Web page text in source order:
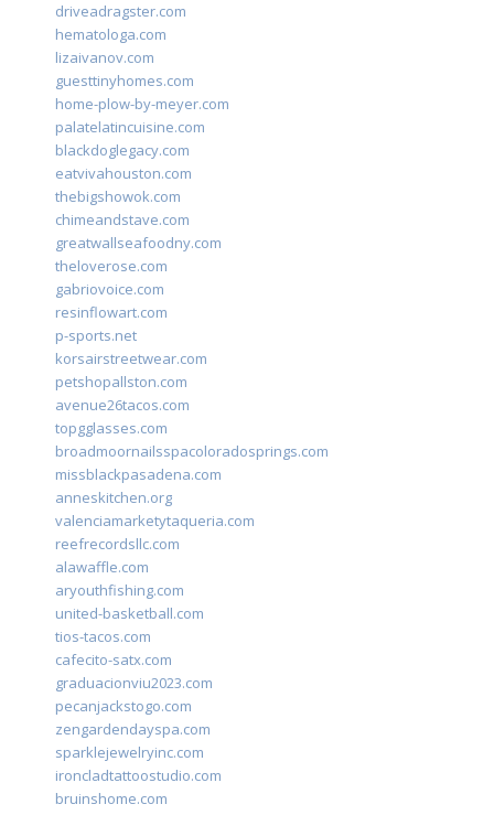
driveadragster.com
hematologa.com
lizaivanov.com
guesttinyhomes.com
home-plow-by-meyer.com
palatelatincuisine.com
blackdoglegacy.com
eatvivahouston.com
thebigshowok.com
chimeandstave.com
greatwallseafoodny.com
theloverose.com
gabriovoice.com
resinflowart.com
p-sports.net
korsairstreetwear.com
petshopallston.com
avenue26tacos.com
topgglasses.com
broadmoornailsspacoloradosprings.com
missblackpasadena.com
anneskitchen.org
valenciamarketytaqueria.com
reefrecordsllc.com
alawaffle.com
aryouthfishing.com
united-basketball.com
tios-tacos.com
cafecito-satx.com
graduacionviu2023.com
pecanjackstogo.com
zengardendayspa.com
sparklejewelryinc.com
ironcladtattoostudio.com
bruinshome.com